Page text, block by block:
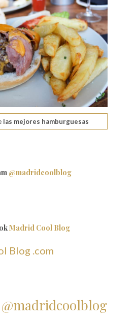
las mejores hamburguesas
@madridcoolblog
Madrid Cool Blog
Blog .com
@madridcoolblog